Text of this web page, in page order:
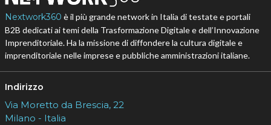
Nextwork360 è il più grande network in Italia di testate e portali
B2B dedicati ai temi della Trasformazione Digitale e dell’Innovazione
Imprenditoriale. Ha la missione di diffondere la cultura digitale e
imprenditoriale nelle imprese e pubbliche amministrazioni italiane.
Indirizzo
Via Moretto da Brescia, 22
Milano - Italia